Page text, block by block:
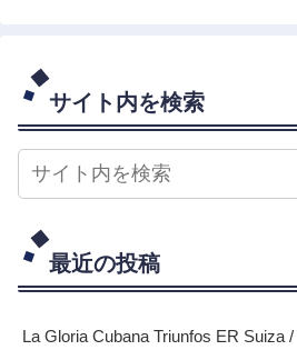
サイト内を検索
最近の投稿
La Gloria Cubana Triunfos ER Suiza